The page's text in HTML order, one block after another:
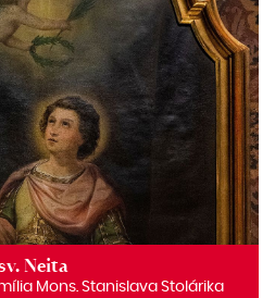
Neita
Mons. Stanislava Stolárika